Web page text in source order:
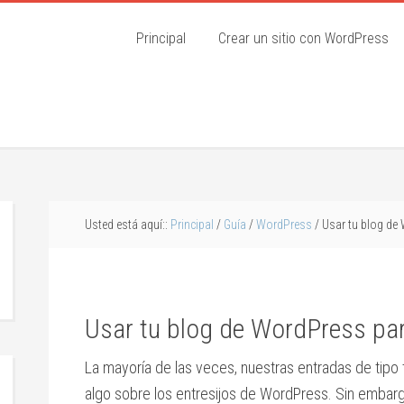
Principal Crear un sitio con WordPress
Usted está aquí:: Principal / Guía /WordPress / Usar tu blog de
Usar tu blog de WordPress
La mayoría de las veces, nuestras entradas de
algo sobre los entresijos de WordPress. Sin